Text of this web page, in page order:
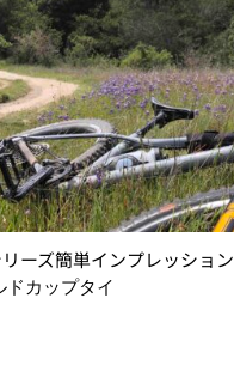
ーズ簡単インプレッション
ドカップタイ